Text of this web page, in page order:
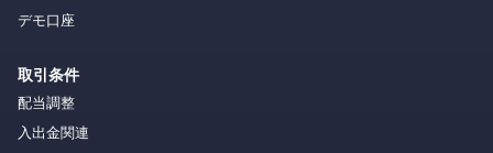
デモ口座
取引条件
配当調整
入出金関連